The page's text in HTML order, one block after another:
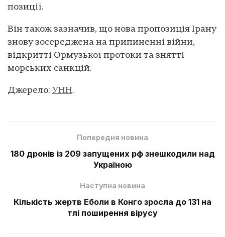
позиції.
Він також зазначив, що нова пропозиція Ірану
знову зосереджена на припиненні війни,
відкритті Ормузької протоки та знятті
морських санкцій.
Джерело: УНН.
Попередня новина
180 дронів із 209 запущених рф знешкодили над
Україною
Наступна новина
Кількість жертв Еболи в Конго зросла до 131 на
тлі поширення вірусу